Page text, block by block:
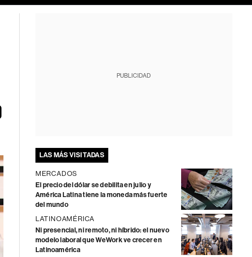
PUBLICIDAD
LAS MÁS VISITADAS
MERCADOS
El precio del dólar se debilita en julio y
América Latina tiene la moneda más fuerte
del mundo
LATINOAMÉRICA
Ni presencial, ni remoto, ni híbrido: el nuevo
modelo laboral que WeWork ve crecer en
Latinoamérica